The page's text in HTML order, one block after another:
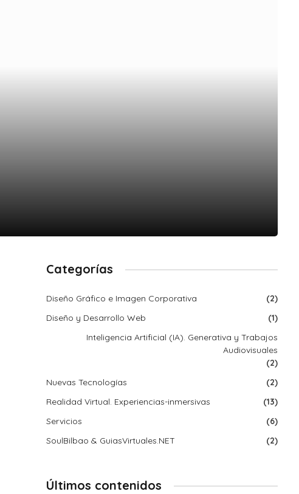
Categorías
Diseño Gráfico e Imagen Corporativa
(2)
Diseño y Desarrollo Web
(1)
Inteligencia Artificial (IA). Generativa y Trabajos
Audiovisuales
(2)
Nuevas Tecnologías
(2)
Realidad Virtual. Experiencias-inmersivas
(13)
Servicios
(6)
SoulBilbao & GuiasVirtuales.NET
(2)
Últimos contenidos